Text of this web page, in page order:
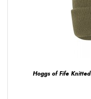
Hoggs of Fife